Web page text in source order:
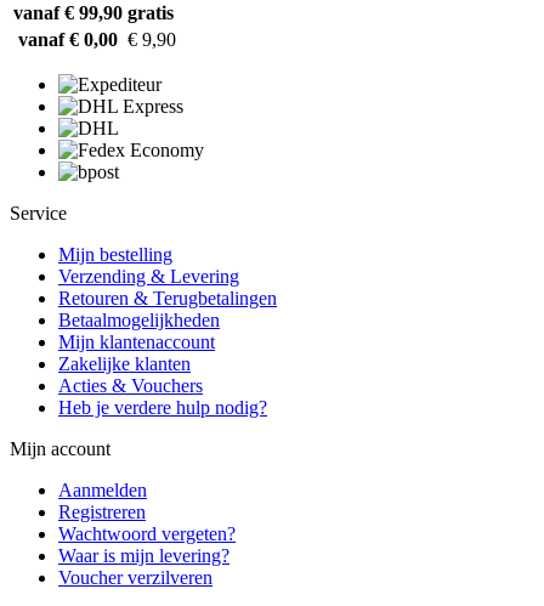
vanaf € 99,90 gratis
vanaf € 0,00 € 9,90
Service
Mijn bestelling
Verzending & Levering
Retouren & Terugbetalingen
Betaalmogelijkheden
Mijn klantenaccount
Zakelijke klanten
Acties & Vouchers
Heb je verdere hulp nodig?
Mijn account
Aanmelden
Registreren
Wachtwoord vergeten?
Waar is mijn levering?
Voucher verzilveren